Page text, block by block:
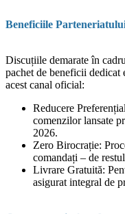
Beneficiile
Discuțiile demarate în
pachet de beneficii
acest canal oficial:
Reducere
comenzilor lansate
2026.
Zero Birocrație:
comandați – de
Livrare Gratuită:
asigurat integral de